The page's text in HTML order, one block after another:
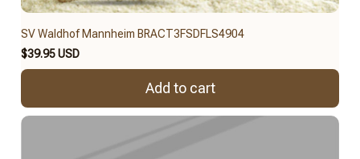
SV Waldhof Mannheim BRACT3FSDFLS4904
$39.95 USD
Add to cart